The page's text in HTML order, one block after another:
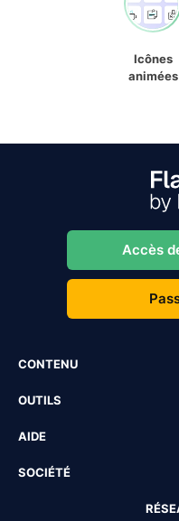
Icônes
animées
Accès
CONTENU
OUTILS
AIDE
SOCIÉTÉ